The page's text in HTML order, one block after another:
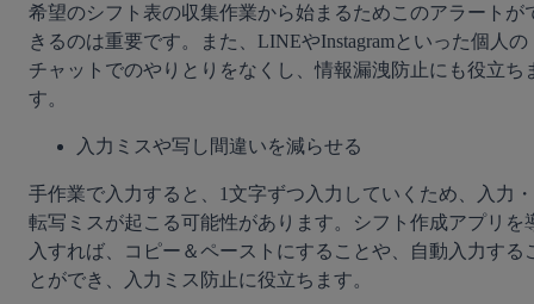
希望のシフト表の収集作業から始まるためこのアラートが
きるのは重要です。また、LINEやInstagramといった個人の
チャットでのやりとりをなくし、情報漏洩防止にも役立ち
す。
入力ミスや写し間違いを減らせる
手作業で入力すると、1文字ずつ入力していくため、入力・
転写ミスが起こる可能性があります。シフト作成アプリを
入すれば、コピー＆ペーストにすることや、自動入力する
とができ、入力ミス防止に役立ちます。